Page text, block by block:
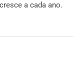
a cada ano.